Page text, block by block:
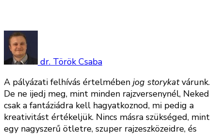
dr. Török Csaba
A pályázati felhívás értelmében jog storykatvárunk.
De ne ijedj meg, mint minden rajzversenynél, Neked
csak a fantáziádra kell hagyatkoznod, mi pedig a
kreativitást értékeljük. Nincs másra szükséged, mint
egy nagyszerű ötletre, szuper rajzeszközeidre, és